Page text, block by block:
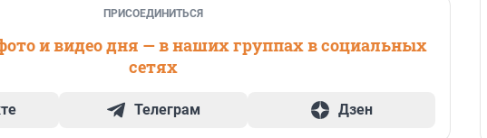
ПРИСОЕДИНИТЬСЯ
и видео дня — в наших группах в социальных
сетях
Телеграм Дзен